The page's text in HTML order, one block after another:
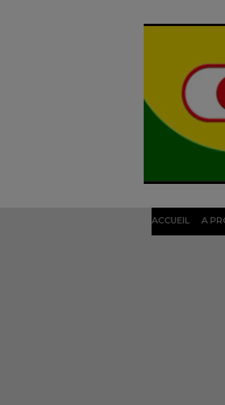
ACCUEIL A